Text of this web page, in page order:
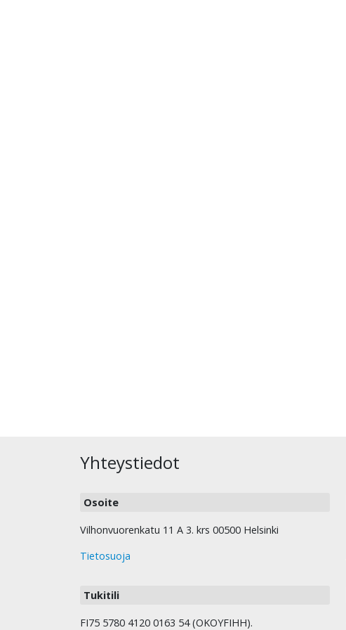
Yhteystiedot
Osoite
Vilhonvuorenkatu 11 A 3. krs 00500 Helsinki
Tietosuoja
Tukitili
FI75 5780 4120 0163 54 (OKOYFIHH).